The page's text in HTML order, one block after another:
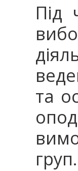
Під
та
груп.